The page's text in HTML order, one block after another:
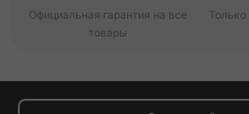
Официальная гарантия на все
товары
Только